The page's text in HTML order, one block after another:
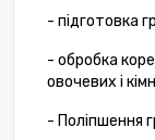
- підготовка
- обробка
овочевих і
- Поліпшення